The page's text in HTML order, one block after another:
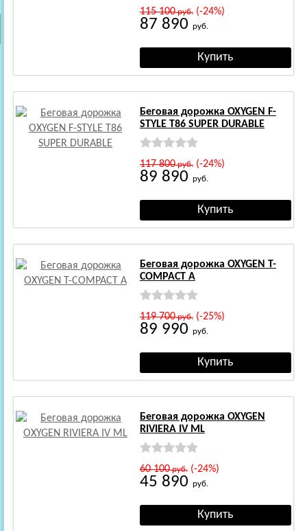
115 100руб.(-24%)
87 890 руб.
Беговая дорожка OXYGEN F-
STYLE T86 SUPER DURABLE
117 800руб.(-24%)
89 890 руб.
Беговая дорожка OXYGEN T-
COMPACT A
119 700руб.(-25%)
89 990 руб.
Беговая дорожка OXYGEN
RIVIERA IV ML
60 100руб.(-24%)
45 890 руб.